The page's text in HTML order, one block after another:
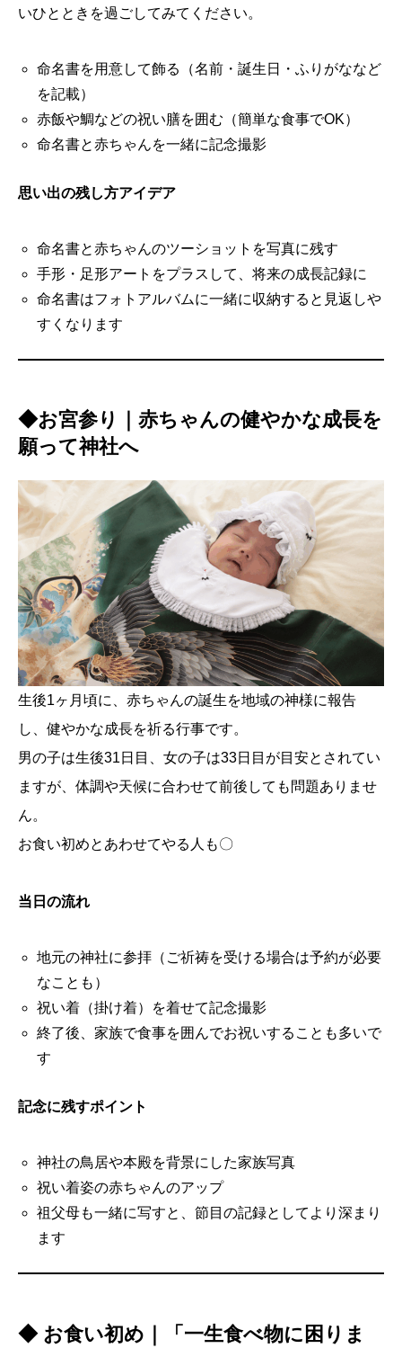
いひとときを過ごしてみてください。
命名書を用意して飾る（名前・誕生日・ふりがななど
を記載）
赤飯や鯛などの祝い膳を囲む（簡単な食事でOK）
命名書と赤ちゃんを一緒に記念撮影
思い出の残し方アイデア
命名書と赤ちゃんのツーショットを写真に残す
手形・足形アートをプラスして、将来の成長記録に
命名書はフォトアルバムに一緒に収納すると見返しや
すくなります
◆お宮参り｜赤ちゃんの健やかな成長を
願って神社へ
生後1ヶ月頃に、赤ちゃんの誕生を地域の神様に報告
し、健やかな成長を祈る行事です。
男の子は生後31日目、女の子は33日目が目安とされてい
ますが、体調や天候に合わせて前後しても問題ありませ
ん。
お食い初めとあわせてやる人も〇
当日の流れ
地元の神社に参拝（ご祈祷を受ける場合は予約が必要
なことも）
祝い着（掛け着）を着せて記念撮影
終了後、家族で食事を囲んでお祝いすることも多いで
す
記念に残すポイント
神社の鳥居や本殿を背景にした家族写真
祝い着姿の赤ちゃんのアップ
祖父母も一緒に写すと、節目の記録としてより深まり
ます
◆ お食い初め｜「一生食べ物に困りま